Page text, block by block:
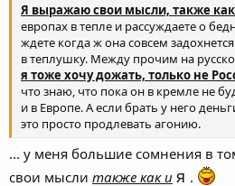
Я выражаю свои мысли, также
европах в тепле и рассуждаете о
ждете когда ж она совсем
в теплушку. Между прочим на
я тоже хочу дожать, только не
что знаю, что пока он в кремле не
и в Европе. А если брать у него
это просто продлевать агонию.
... у меня большие сомнения в
свои мысли также как и я .